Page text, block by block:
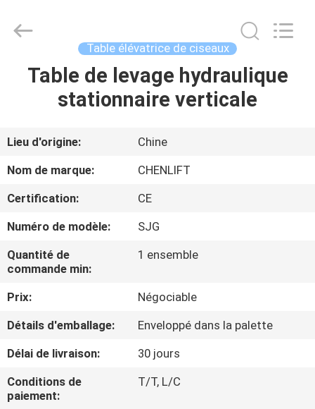
PRODUITS
PROPOS
DE
VISITE
DE
L'USINE
MACHINERY
Table élévatrice de ciseaux
Table de levage hydraulique
stationnaire verticale
Lieu d'origine:
Chine
Nom de marque:
CHENLIFT
Certification:
CE
Numéro de modèle:
SJG
Quantité de
commande min:
1 ensemble
Prix:
Négociable
Détails d'emballage:
Enveloppé dans la palette
Délai de livraison:
30 jours
Conditions de
paiement:
T/T, L/C